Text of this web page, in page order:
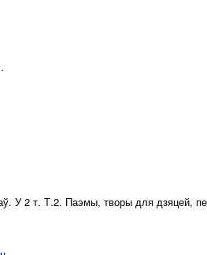
У 2 т. Т.2. Паэмы, творы для дзяцей,